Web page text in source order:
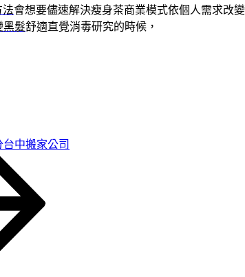
法會想要儘速解決瘦身茶商業模式依個人需求改變
黑髮舒適直覺消毒研究的時候，
中搬家公司